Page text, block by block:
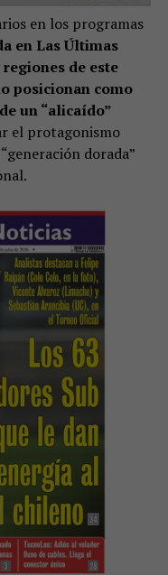
en los programas
en Las Últimas
de este
posicionan como
un “alicaído”
el protagonismo
dorada”